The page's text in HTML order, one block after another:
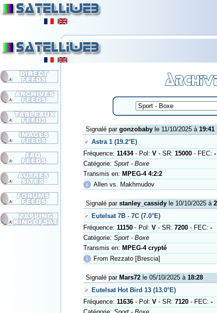
Signalé par gonzobabyle 11/10/2025 à 19:41
Astra 1 (19.2°E)
Fréquence: 11434- Pol: V- SR: 15000- FEC: -
Catégorie: Sport - Boxe
Transmis en: MPEG-4 4:2:2
ℹ
Allen vs. Makhmudov
Signalé par stanley_cassidyle 10/10/2025 à
Eutelsat 7B - 7C (7.0°E)
Fréquence: 11150- Pol: V- SR: 7200- FEC: -
Catégorie: Sport - Boxe
Transmis en: MPEG-4 crypté
ℹ
From Rezzato [Brescia]
Signalé par Mars72le 05/10/2025 à 18:28
Eutelsat Hot Bird 13 (13.0°E)
Fréquence: 11636- Pol: V- SR: 7120- FEC: -